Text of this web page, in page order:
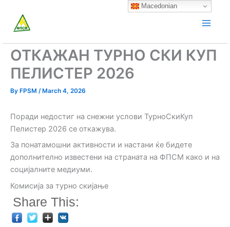
content
ОТКАЖАН ТУРНО СКИ КУП
ПЕЛИСТЕР 2026
By FPSM / March 4, 2026
Поради недостиг на снежни услови ТурноСкиКуп
Пелистер 2026 се откажува.
За понатамошни активности и настани ќе бидете
дополнително известени на страната на ФПСМ како и на
социјалните медиуми.
Комисија за турно скијање
Share This:
Macedonian